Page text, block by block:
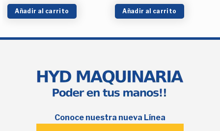
Añadir al carrito Añadir al carrito
Conoce nuestra nueva Línea